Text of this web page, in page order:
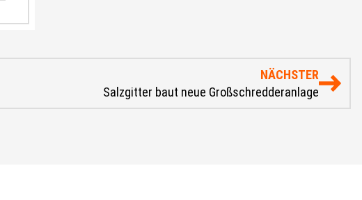
NÄCHSTER
Salzgitter baut neue Großschredderanlage